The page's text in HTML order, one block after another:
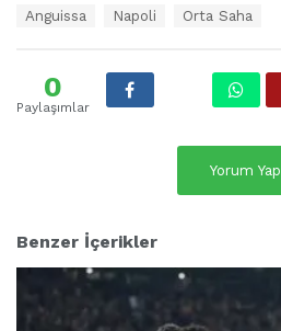
t
Anguissa Napoli Orta Saha
0
Paylaşımlar
Yorum Yap
Benzer İçerikler